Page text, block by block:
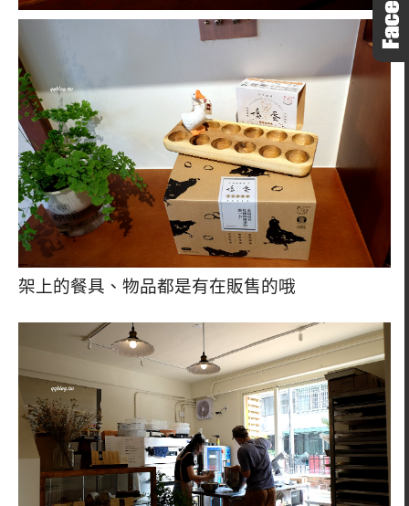
架上的餐具、物品都是有在販售的哦